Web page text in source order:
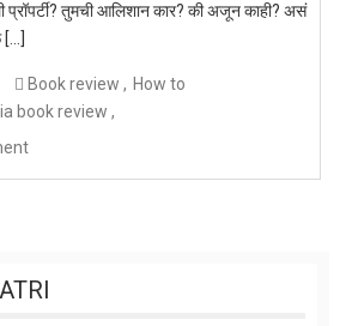
प्रॉपर्टी? तुमची आलिशान कार? की अजून काही? असं
Book review
How to
book review